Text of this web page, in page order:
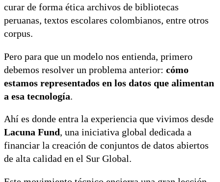
curar de forma ética archivos de bibliotecas
peruanas, textos escolares colombianos, entre otros
corpus.
Pero para que un modelo nos entienda, primero
debemos resolver un problema anterior: cómo
estamos representados en los datos que alimentan
a esa tecnología.
Ahí es donde entra la experiencia que vivimos desde
Lacuna Fund, una iniciativa global dedicada a
financiar la creación de conjuntos de datos abiertos
de alta calidad en el Sur Global.